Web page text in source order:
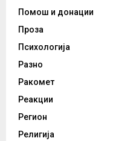
Помош и донации
Проза
Психологија
Разно
Ракомет
Реакции
Регион
Религија